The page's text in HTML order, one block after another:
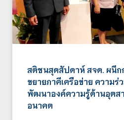
สติชนสุดสัปดาห์ สจด. ผนึก
ขยายภาคีเครือข่าย ความร่
พัฒนาองค์ความรู้ด้านอุตส
อนาคต